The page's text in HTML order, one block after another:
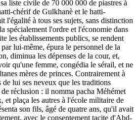
liste civile de 70 000 000 de piastres à
chérif de Gulkhanè et le hatti-
l'égalité à tous ses sujets, sans distinction
spécialement l'ordre et l'économie dans
les établissements publics, se rendent
lui-même, épura le personnel de la
diminua les dépenses de la cour, et,
qu'une femme, congédia le sérail, et ne
mères de princes. Contrairement à
lui ses neveux que les traditions
réclusion : il nomma pacha Méhémet
et plaça les autres à l'école militaire de
son fils, âgé de quatre ans, qu'il avait
avec le consentement tacite d'Abd-